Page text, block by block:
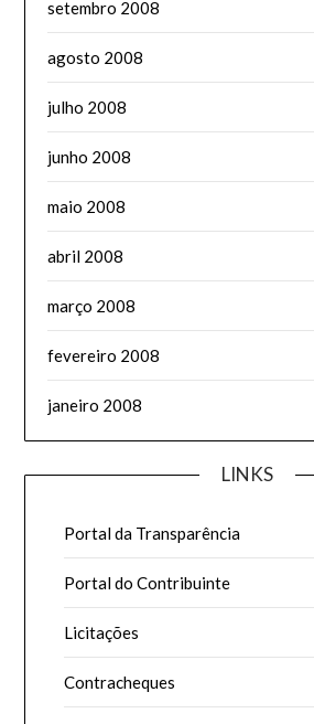
setembro 2008
agosto 2008
julho 2008
junho 2008
maio 2008
abril 2008
março 2008
fevereiro 2008
janeiro 2008
LINKS
Portal da Transparência
Portal do Contribuinte
Licitações
Contracheques